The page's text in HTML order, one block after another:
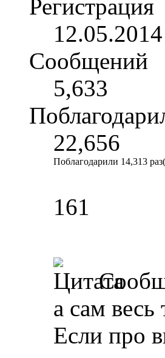
Регистрация
12.05.2014
Сообщений
5,633
22,656
Поблагодарили 14,313
161
а сам весь
Если про